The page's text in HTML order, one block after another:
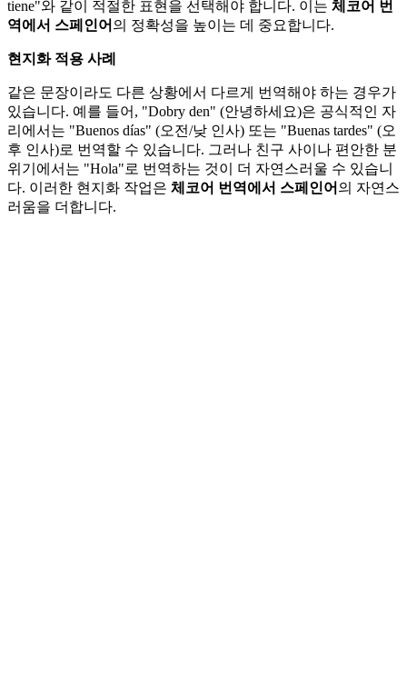
tiene"와 같이 적절한 표현을 선택해야 합니다. 이는 체코어 번
역에서 스페인어 의 정확성을 높이는 데 중요합니다.
현지화 적용 사례
같은 문장이라도 다른 상황에서 다르게 번역해야 하는 경우가
있습니다. 예를 들어, "Dobry den" (안녕하세요)은 공식적인 자
리에서는 "Buenos días" (오전/낮 인사) 또는 "Buenas tardes" (오
후 인사)로 번역할 수 있습니다. 그러나 친구 사이나 편안한 분
위기에서는 "Hola"로 번역하는 것이 더 자연스러울 수 있습니
다. 이러한 현지화 작업은 체코어 번역에서 스페인어 의 자연스
러움을 더합니다.